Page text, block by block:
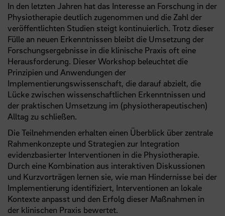
In den letzten Jahren hat das Interesse an Forschung in der
Physiotherapie deutlich zugenommen und die Zahl der
veröffentlichten Studien steigt kontinuierlich. Trotz dieser
Fülle an neuen Erkenntnissen bleibt die Umsetzung der
Forschungsergebnisse in die klinische Praxis oft eine
Herausforderung. Dieser Workshop beleuchtet die
Prinzipien und Anwendungen der
Implementierungswissenschaft, die darauf abzielt, die
Lücke zwischen wissenschaftlichen Erkenntnissen und
der praktischen Umsetzung im (physiotherapeutischen)
Alltag zu schließen.
Die Teilnehmenden erhalten einen Überblick über zentrale
Rahmenkonzepte und Strategien zur Integration
evidenzbasierter Interventionen in die Physiotherapie.
Durch eine Kombination aus interaktiven Diskussionen
und Kurzvorträgen lernen sie, wie man Hindernisse bei der
Implementierung identifiziert, Interventionen an lokale
Kontexte anpasst und den Erfolg dieser Maßnahmen in
der klinischen Praxis bewertet.